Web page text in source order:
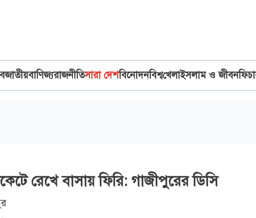
জাতীয়বাণিজ্যরাজনীতিসারা দেশবিনোদনবিশ্বখেলাইসলাম ও জীবন
রেখে বাসায় ফিরি: গাজীপুরের ডিসি